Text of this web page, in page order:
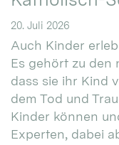
20. Juli 2026
Auch Kinder
Es gehört zu den
dass sie ihr Kind
dem Tod und
Kinder können
Experten, dabei